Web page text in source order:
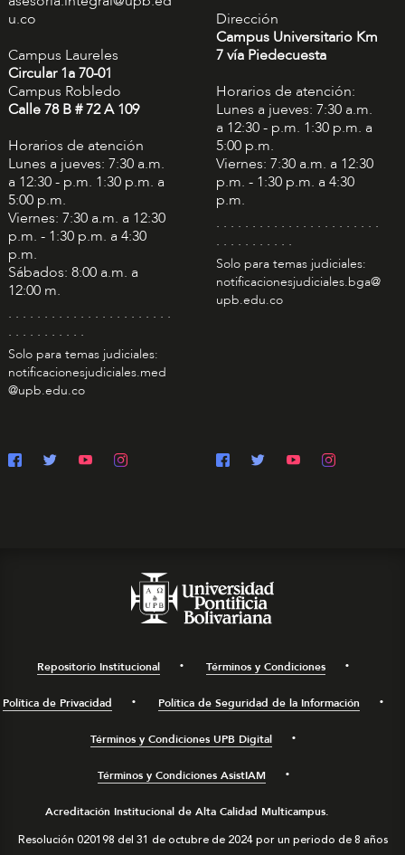
u.co
Campus Laureles
Circular 1a 70-01
Campus Robledo
Calle 78 B # 72 A 109
Horarios de atención
Lunes a jueves: 7:30 a.m.
a 12:30 - p.m. 1:30 p.m. a
5:00 p.m.
Viernes: 7:30 a.m. a 12:30
p.m. - 1:30 p.m. a 4:30
p.m.
Sábados: 8:00 a.m. a
12:00 m.
. . . . . . . . . . . . . . . . . . . . . . .
. . . . . . . . . . .
Solo para temas judiciales:
notificacionesjudiciales.med
@upb.edu.co
Dirección
Campus Universitario Km
7 vía Piedecuesta
Horarios de atención:
Lunes a jueves: 7:30 a.m.
a 12:30 - p.m. 1:30 p.m. a
5:00 p.m.
Viernes: 7:30 a.m. a 12:30
p.m. - 1:30 p.m. a 4:30
p.m.
. . . . . . . . . . . . . . . . . . . . . . .
. . . . . . . . . . .
Solo para temas judiciales:
notificacionesjudiciales.bga@
upb.edu.co
Repositorio Institucional Términos y Condiciones
Política de Privacidad Política de Seguridad de la Información
Términos y Condiciones UPB Digital
Términos y Condiciones AsistIAM
Acreditación Institucional de Alta Calidad Multicampus.
Resolución 020198 del 31 de octubre de 2024 por un periodo de 8 años